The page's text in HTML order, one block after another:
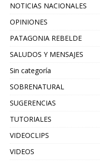
NOTICIAS NACIONALES
OPINIONES
PATAGONIA REBELDE
SALUDOS Y MENSAJES
Sin categoría
SOBRENATURAL
SUGERENCIAS
TUTORIALES
VIDEOCLIPS
VIDEOS